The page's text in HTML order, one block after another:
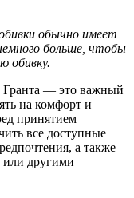
обычно имеет
больше, чтобы
обивку.
Гранта — это важный
на комфорт и
принятием
все доступные
а также
или другими